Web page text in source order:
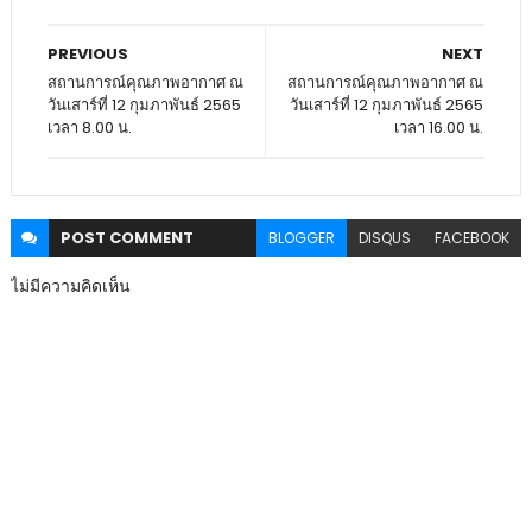
NEXT
สถานการณ์คุณภาพอากาศ ณ
วันเสาร์ที่ 12 กุมภาพันธ์ 2565
เวลา 16.00 น.
PREVIOUS
สถานการณ์คุณภาพอากาศ ณ
วันเสาร์ที่ 12 กุมภาพันธ์ 2565
เวลา 8.00 น.
POST COMMENT BLOGGER DISQUS FACEBOOK
ไม่มีความคิดเห็น